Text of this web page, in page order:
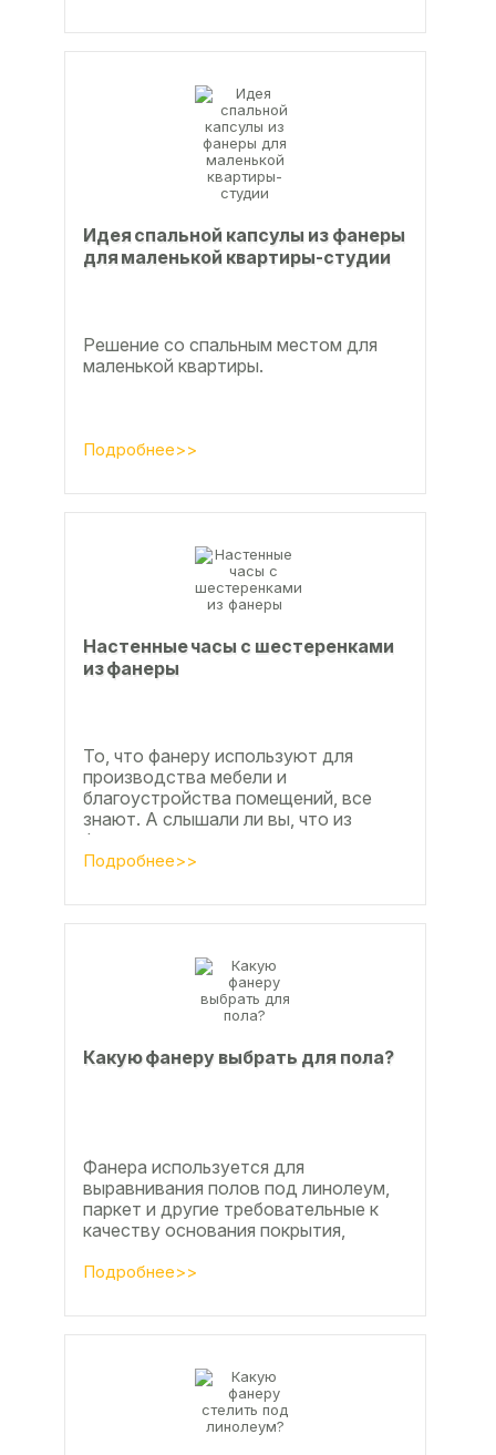
Идея спальной капсулы из фанеры
для маленькой квартиры-студии
Решение со спальным местом для
маленькой квартиры.
Подробнее>>
Настенные часы с шестеренками
из фанеры
То, что фанеру используют для
производства мебели и
благоустройства помещений, все
знают. А слышали ли вы, что из
фанеры делают красивые ажурные
часы? Удивительно, но факт.
Подробнее>>
Какую фанеру выбрать для пола?
Фанера используется для
выравнивания полов под линолеум,
паркет и другие требовательные к
качеству основания покрытия,
по деревянным лагам или...
Подробнее>>